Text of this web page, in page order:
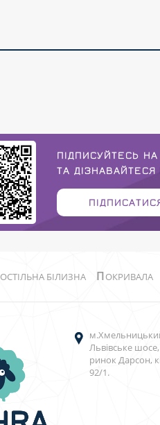
ПІДПИСУЙТЕСЬ
ТА
ОСТІЛЬНА БІЛИЗНА ПОКРИВАЛА
Львівське шосе,
ринок Дарсон,
92/1.